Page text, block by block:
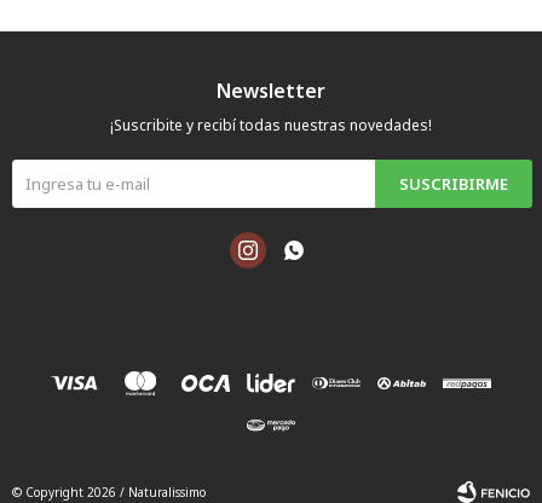
Newsletter
¡Suscribite y recibí todas nuestras novedades!
SUSCRIBIRME
 
© Copyright 2026 / Naturalissimo